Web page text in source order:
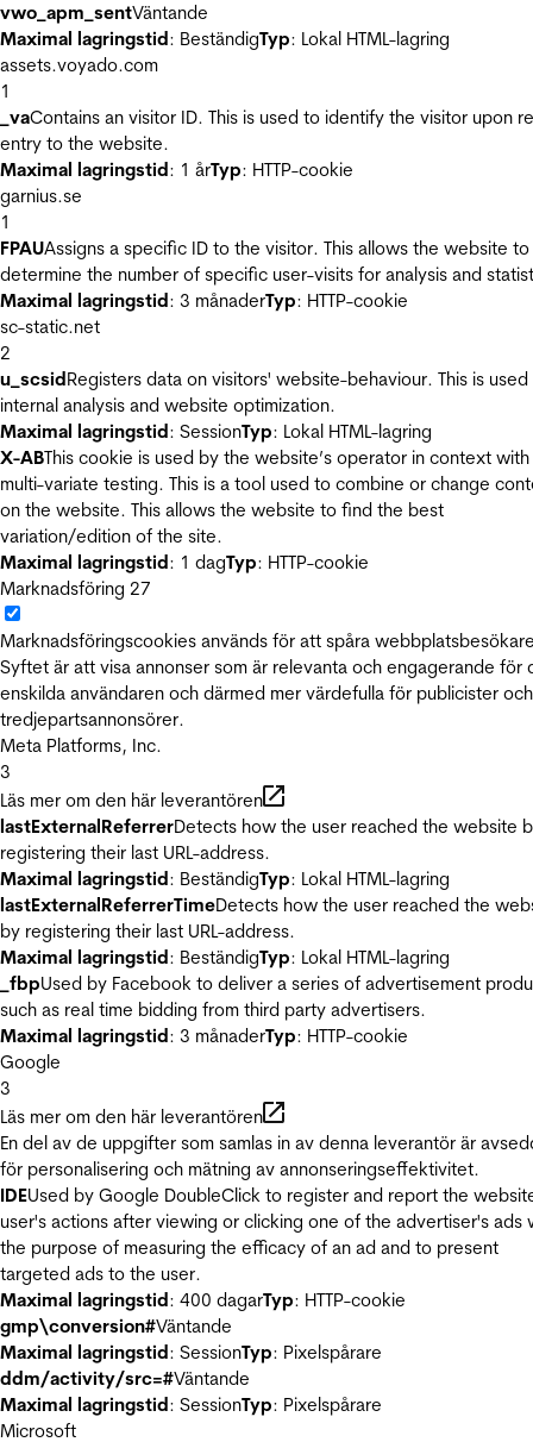
vwo_apm_sentVäntande
Maximal lagringstid: BeständigTyp: Lokal HTML-lagring
assets.voyado.com
1
_vaContains an visitor ID. This is used to identify the visitor upon
entry to the website.
Maximal lagringstid: 1 årTyp: HTTP-cookie
garnius.se
1
FPAUAssigns a specific ID to the visitor. This allows the website to
determine the number of specific user-visits for analysis and
Maximal lagringstid: 3 månaderTyp: HTTP-cookie
sc-static.net
2
u_scsidRegisters data on visitors' website-behaviour. This is
internal analysis and website optimization.
Maximal lagringstid: SessionTyp: Lokal HTML-lagring
X-ABThis cookie is used by the website’s operator in context with
multi-variate testing. This is a tool used to combine or change
on the website. This allows the website to find the best
variation/edition of the site.
Maximal lagringstid: 1 dagTyp: HTTP-cookie
Marknadsföring 27
Marknadsföringscookies används för att spåra
Syftet är att visa annonser som är relevanta och engagerande för
enskilda användaren och därmed mer värdefulla för publicister och
tredjepartsannonsörer.
Meta Platforms, Inc.
3
Läs mer om den här leverantören
lastExternalReferrerDetects how the user reached the website
registering their last URL-address.
Maximal lagringstid: BeständigTyp: Lokal HTML-lagring
lastExternalReferrerTimeDetects how the user reached the
by registering their last URL-address.
Maximal lagringstid: BeständigTyp: Lokal HTML-lagring
_fbpUsed by Facebook to deliver a series of advertisement
such as real time bidding from third party advertisers.
Maximal lagringstid: 3 månaderTyp: HTTP-cookie
Google
3
Läs mer om den här leverantören
En del av de uppgifter som samlas in av denna leverantör är
för personalisering och mätning av annonseringseffektivitet.
IDEUsed by Google DoubleClick to register and report the
user's actions after viewing or clicking one of the advertiser's ads
the purpose of measuring the efficacy of an ad and to present
targeted ads to the user.
Maximal lagringstid: 400 dagarTyp: HTTP-cookie
gmp\conversion#Väntande
Maximal lagringstid: SessionTyp: Pixelspårare
ddm/activity/src=#Väntande
Maximal lagringstid: SessionTyp: Pixelspårare
Microsoft